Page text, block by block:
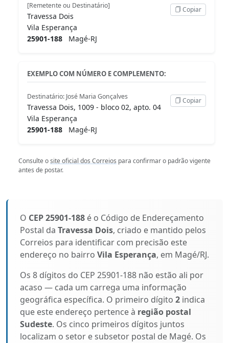
[Remetente ou Destinatário]
Travessa Dois
Vila Esperança
25901-188 Magé-RJ
Copiar
EXEMPLO COM NÚMERO E COMPLEMENTO:
Destinatário: José Maria Gonçalves
Travessa Dois, 1009 - bloco 02, apto. 04
Vila Esperança
25901-188 Magé-RJ
Copiar
Consulte osite oficial dos Correios para confirmar o padrão vigente
antes de postar.
O CEP 25901-188 é o Código de Endereçamento
Postal da Travessa Dois, criado e mantido pelos
Correios para identificar com precisão este
endereço no bairro Vila Esperança, em Magé/RJ.
Os 8 dígitos do CEP 25901-188 não estão ali por
acaso — cada um carrega uma informação
geográfica específica. O primeiro dígito 2 indica
que este endereço pertence à região postal
Sudeste. Os cinco primeiros dígitos juntos
localizam o setor e subsetor postal de Magé. Os